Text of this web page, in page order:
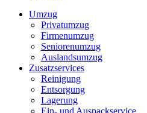
Umzug
Privatumzug
Firmenumzug
Seniorenumzug
Auslandsumzug
Zusatzservices
Reinigung
Entsorgung
Lagerung